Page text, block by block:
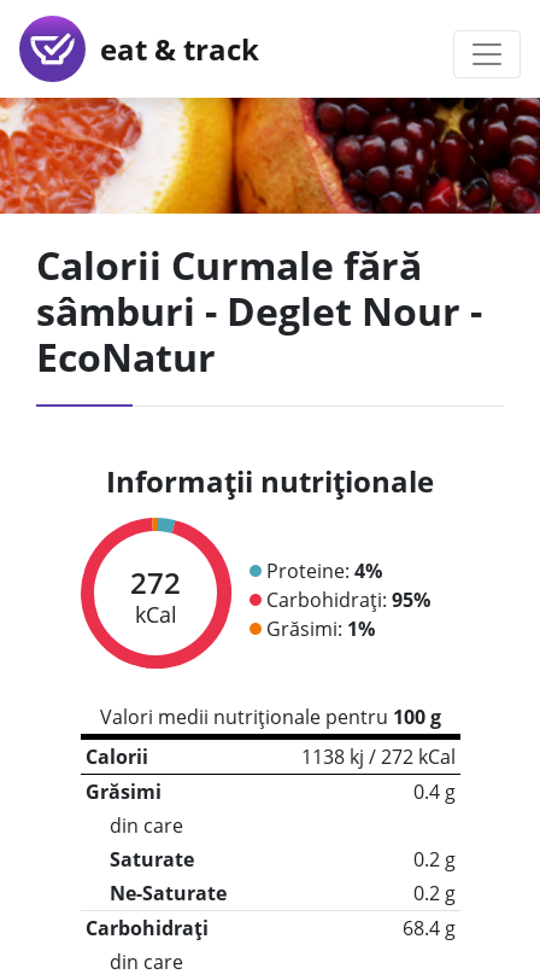
eat & track
Calorii Curmale fără
sâmburi - Deglet Nour -
EcoNatur
Informații nutriționale
272
kCal
Proteine: 4%
Carbohidrați: 95%
Grăsimi: 1%
Valori medii nutriționale pentru 100 g
Calorii
1138 kj / 272 kCal
Grăsimi
0.4 g
din care
Saturate
0.2 g
Ne-Saturate
0.2 g
Carbohidrați
68.4 g
din care